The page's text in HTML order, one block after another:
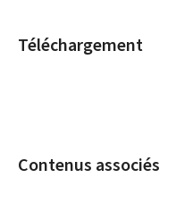
Téléchargement
Contenus associés